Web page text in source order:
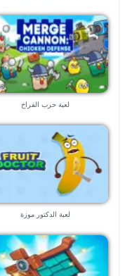
لعبة حرب الفراخ
لعبة الدكتور موزة